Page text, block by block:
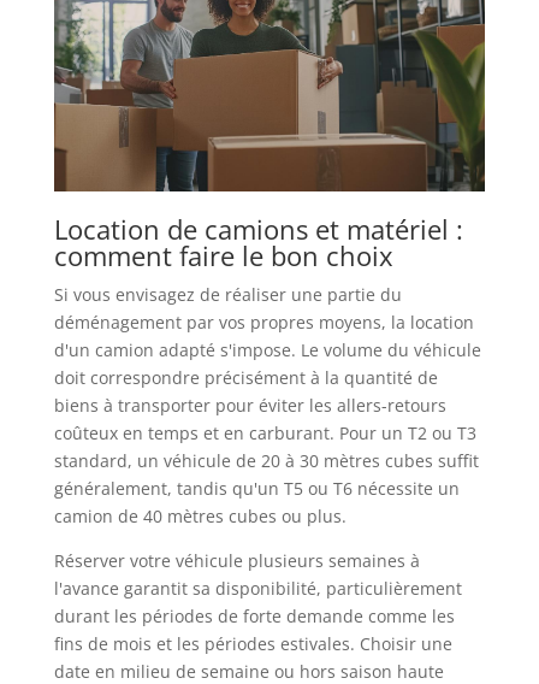
Location de camions et matériel :
comment faire le bon choix
Si vous envisagez de réaliser une partie du
déménagement par vos propres moyens, la location
d'un camion adapté s'impose. Le volume du véhicule
doit correspondre précisément à la quantité de
biens à transporter pour éviter les allers-retours
coûteux en temps et en carburant. Pour un T2 ou T3
standard, un véhicule de 20 à 30 mètres cubes suffit
généralement, tandis qu'un T5 ou T6 nécessite un
camion de 40 mètres cubes ou plus.
Réserver votre véhicule plusieurs semaines à
l'avance garantit sa disponibilité, particulièrement
durant les périodes de forte demande comme les
fins de mois et les périodes estivales. Choisir une
date en milieu de semaine ou hors saison haute